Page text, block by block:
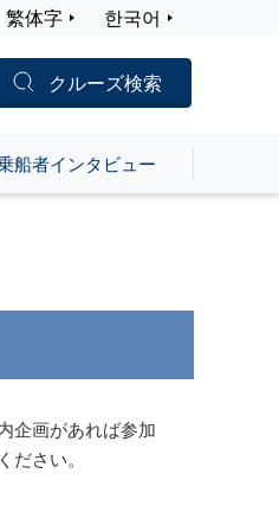
繁体字 한국어
クルーズ検索
船者インタビュー
企画があれば参加
さい。